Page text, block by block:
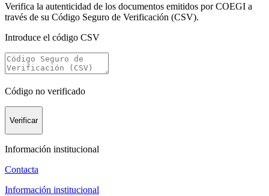
Verifica la autenticidad de los documentos emitidos por COEGI a
través de su Código Seguro de Verificación (CSV).
Introduce el código CSV
Código no verificado
Verificar
Información institucional
Contacta
Información institucional